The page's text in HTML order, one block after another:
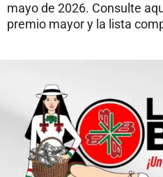
mayo de 2026. Consulte
premio mayor y la lista